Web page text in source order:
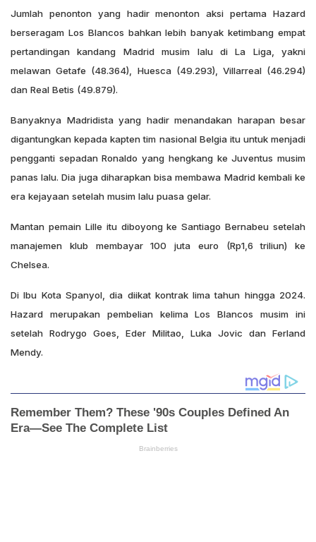
Jumlah penonton yang hadir menonton aksi pertama Hazard
berseragam Los Blancos bahkan lebih banyak ketimbang empat
pertandingan kandang Madrid musim lalu di La Liga, yakni
melawan Getafe (48.364), Huesca (49.293), Villarreal (46.294)
dan Real Betis (49.879).
Banyaknya Madridista yang hadir menandakan harapan besar
digantungkan kepada kapten tim nasional Belgia itu untuk menjadi
pengganti sepadan Ronaldo yang hengkang ke Juventus musim
panas lalu. Dia juga diharapkan bisa membawa Madrid kembali ke
era kejayaan setelah musim lalu puasa gelar.
Mantan pemain Lille itu diboyong ke Santiago Bernabeu setelah
manajemen klub membayar 100 juta euro (Rp1,6 triliun) ke
Chelsea.
Di Ibu Kota Spanyol, dia diikat kontrak lima tahun hingga 2024.
Hazard merupakan pembelian kelima Los Blancos musim ini
setelah Rodrygo Goes, Eder Militao, Luka Jovic dan Ferland
Mendy.